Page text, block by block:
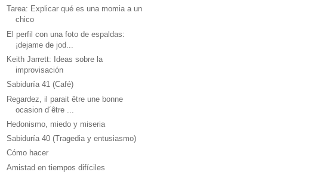
Tarea: Explicar qué es una momia a un
chico
El perfil con una foto de espaldas:
¡dejame de jod...
Keith Jarrett: Ideas sobre la
improvisación
Sabiduría 41 (Café)
Regardez, il parait être une bonne
ocasion d´être ...
Hedonismo, miedo y miseria
Sabiduría 40 (Tragedia y entusiasmo)
Cómo hacer
Amistad en tiempos difíciles